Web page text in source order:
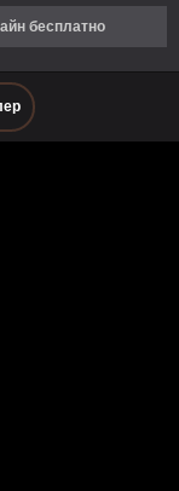
бесплатно